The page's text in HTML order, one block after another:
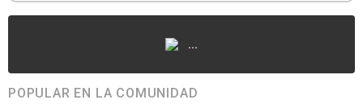
...
POPULAR EN LA COMUNIDAD